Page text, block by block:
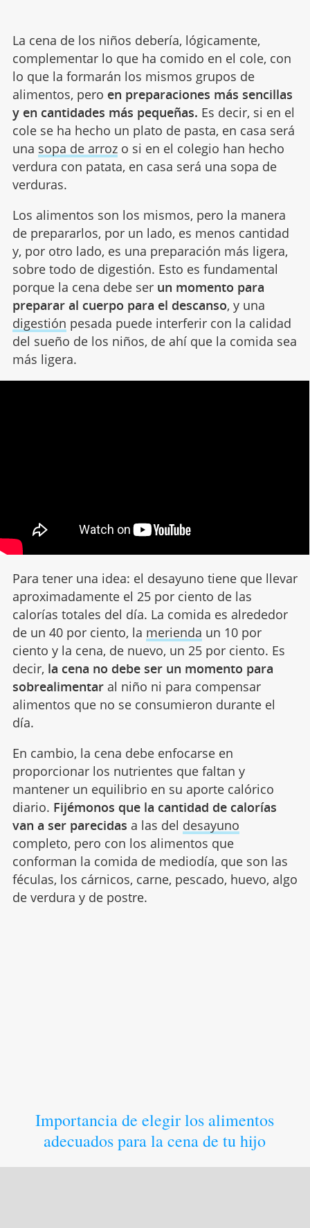
La cena de los niños debería, lógicamente,
complementar lo que ha comido en el cole, con
lo que la formarán los mismos grupos de
alimentos, pero en preparaciones más sencillas
y en cantidades más pequeñas. Es decir, si en el
cole se ha hecho un plato de pasta, en casa será
una sopa de arrozo si en el colegio han hecho
verdura con patata, en casa será una sopa de
verduras.
Los alimentos son los mismos, pero la manera
de prepararlos, por un lado, es menos cantidad
y, por otro lado, es una preparación más ligera,
sobre todo de digestión. Esto es fundamental
porque la cena debe ser un momento para
preparar al cuerpo para el descanso, y una
digestiónpesada puede interferir con la calidad
del sueño de los niños, de ahí que la comida sea
más ligera.
Para tener una idea: el desayuno tiene que llevar
aproximadamente el 25 por ciento de las
calorías totales del día. La comida es alrededor
de un 40 por ciento, la meriendaun 10 por
ciento y la cena, de nuevo, un 25 por ciento. Es
decir, la cena no debe ser un momento para
sobrealimentar al niño ni para compensar
alimentos que no se consumieron durante el
día.
En cambio, la cena debe enfocarse en
proporcionar los nutrientes que faltan y
mantener un equilibrio en su aporte calórico
diario. Fijémonos que la cantidad de calorías
van a ser parecidas a las del desayuno
completo, pero con los alimentos que
conforman la comida de mediodía, que son las
féculas, los cárnicos, carne, pescado, huevo, algo
de verdura y de postre.
Importancia de elegir los alimentos
adecuados para la cena de tu hijo